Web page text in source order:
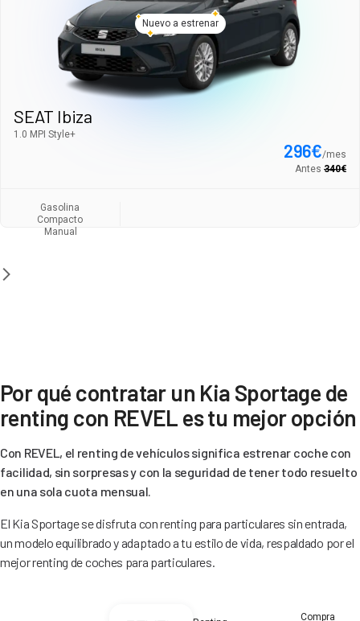
Nuevo a estrenar
SEAT Ibiza
1.0 MPI Style+
296€/mes
Antes 340€
Gasolina
Compacto
Manual
Por qué contratar un Kia Sportage de
renting con REVEL es tu mejor opción
Con REVEL, el renting de vehículos significa estrenar coche con
facilidad, sin sorpresas y con la seguridad de tener todo resuelto
en una sola cuota mensual.
El Kia Sportage se disfruta con renting para particulares sin entrada,
un modelo equilibrado y adaptado a tu estilo de vida, respaldado por el
mejor renting de coches para particulares.
Compra